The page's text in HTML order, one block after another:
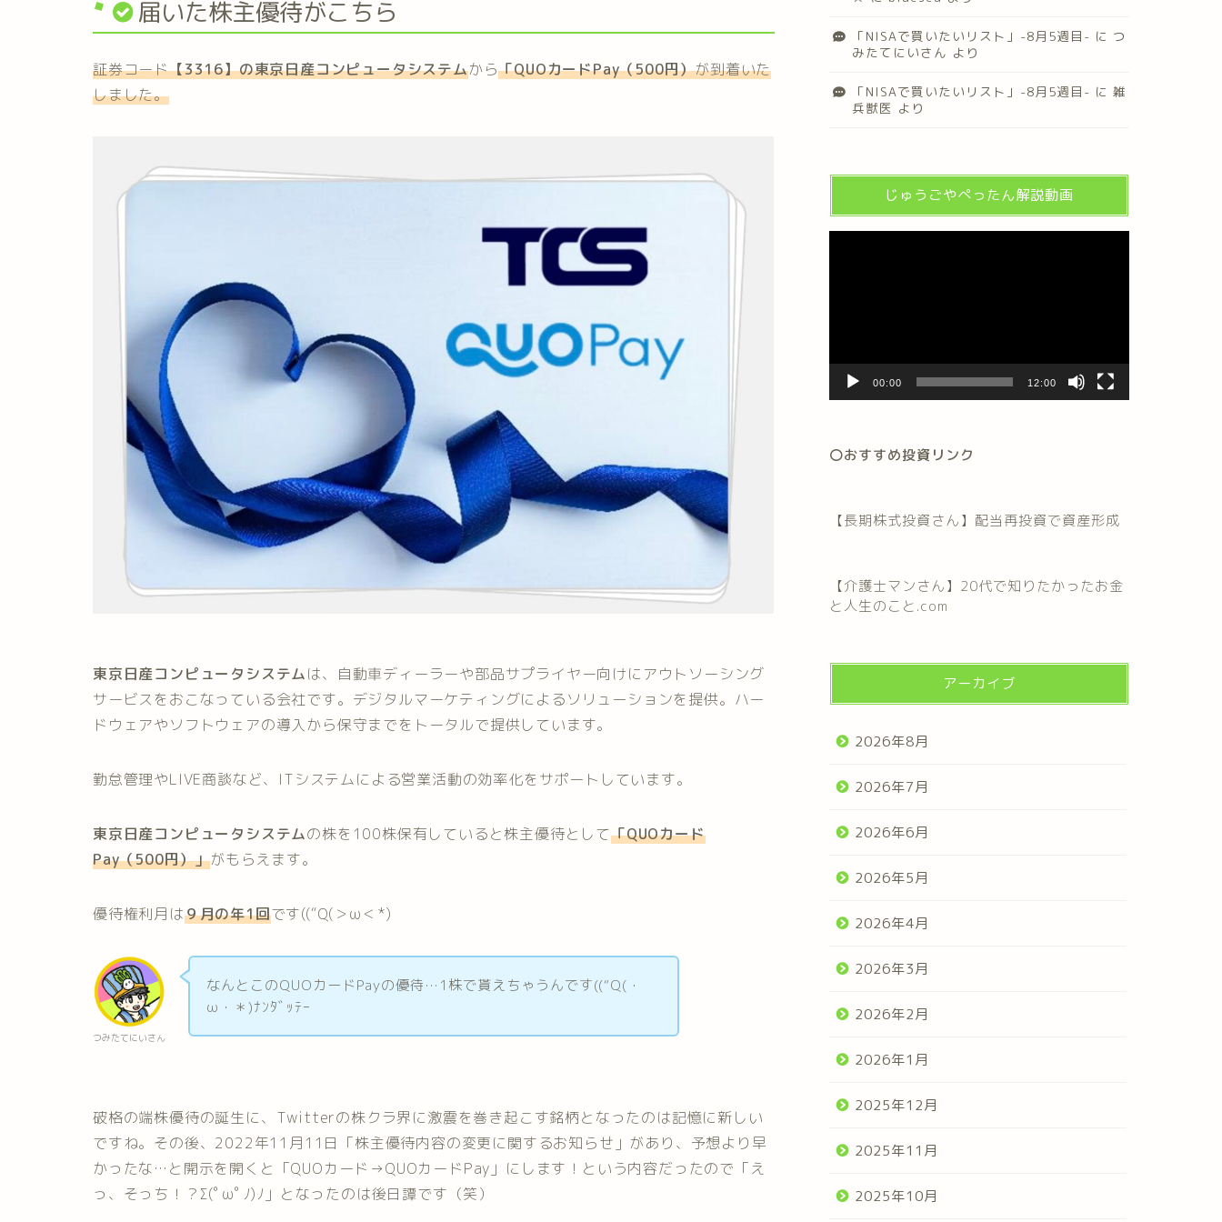
届いた株主優待がこちら
証券コード【3316】の東京日産コンピュータシステムから「QUOカードPay（500円）が到着いた
しました。
東京日産コンピュータシステムは、自動車ディーラーや部品サプライヤー向けにアウトソーシング
サービスをおこなっている会社です。デジタルマーケティングによるソリューションを提供。ハー
ドウェアやソフトウェアの導入から保守までをトータルで提供しています。
勤怠管理やLIVE商談など、ITシステムによる営業活動の効率化をサポートしています。
東京日産コンピュータシステムの株を100株保有していると株主優待として「QUOカード
Pay（500円）」がもらえます。
優待権利月は９月の年1回です((“Q(＞ω＜*)
つみたてにいさん
なんとこのQUOカードPayの優待…1株で貰えちゃうんです((“Q(・
ω・＊)ﾅﾝﾀﾞｯﾃｰ
破格の端株優待の誕生に、Twitterの株クラ界に激震を巻き起こす銘柄となったのは記憶に新しい
ですね。その後、2022年11月11日「株主優待内容の変更に関するお知らせ」があり、予想より早
かったな…と開示を開くと「QUOカード→QUOカードPay」にします！という内容だったので「え
っ、そっち！？Σ(ﾟωﾟﾉ)ﾉ」となったのは後日譚です（笑）
「NISAで買いたいリスト」-8月5週目- に つ
みたてにいさん より
「NISAで買いたいリスト」-8月5週目- に 雑
兵獣医 より
じゅうごやぺったん解説動画
ー
00:00 12:00
〇おすすめ投資リンク
【長期株式投資さん】配当再投資で資産形成
【介護士マンさん】20代で知りたかったお金
と人生のこと.com
アーカイブ
2026年8月
2026年7月
2026年6月
2026年5月
2026年4月
2026年3月
2026年2月
2026年1月
2025年12月
2025年11月
2025年10月